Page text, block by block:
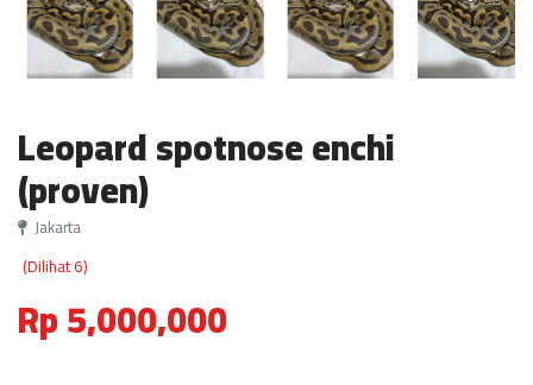
Leopard spotnose enchi
(proven)
Jakarta
(Dilihat 6)
Rp 5,000,000